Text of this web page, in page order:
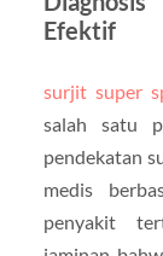
Efektif
surjit super
salah satu
pendekatan
medis
penyakit